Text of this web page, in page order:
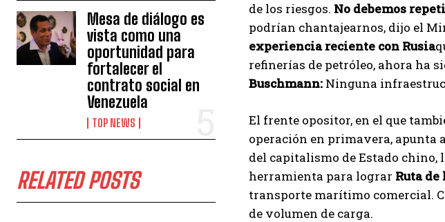
Mesa de diálogo es
vista como una
oportunidad para
fortalecer el
contrato social en
Venezuela
TOP NEWS
RELATED POSTS
de los riesgos. No debemos
podrían chantajearnos, dijo el
experiencia reciente con Rusia
refinerías de petróleo, ahora ha
Buschmann: Ninguna
El frente opositor, en el que
operación en primavera, apunta a
del capitalismo de Estado chino,
herramienta para lograr Ruta
transporte marítimo comercial.
de volumen de carga.